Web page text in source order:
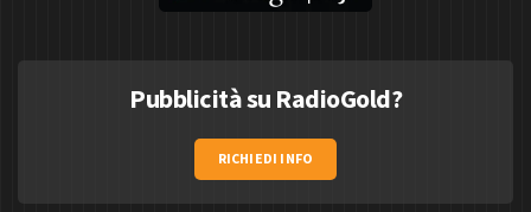
Pubblicità su RadioGold?
RICHIEDI INFO